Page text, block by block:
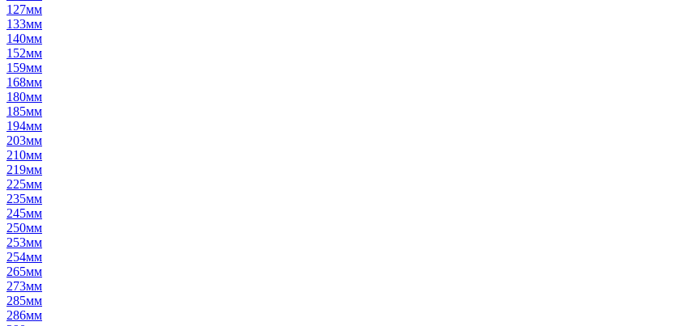
127мм
133мм
140мм
152мм
159мм
168мм
180мм
185мм
194мм
203мм
210мм
219мм
225мм
235мм
245мм
250мм
253мм
254мм
265мм
273мм
285мм
286мм